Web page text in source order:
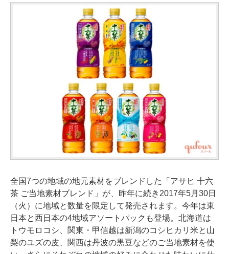
全国7つの地域の地元素材をブレンドした「アサヒ 十六
茶 ご当地素材ブレンド」が、昨年に続き2017年5月30日
（火）に地域と数量を限定して発売されます。今年は東
日本と西日本の4地域アソートパックも登場。北海道は
トウモロコシ、関東・甲信越は新潟のコシヒカリ米と山
梨のユズの皮、関西は丹波の黒豆などのご当地素材を使